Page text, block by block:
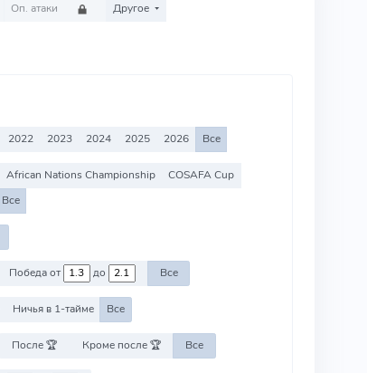
Оп. атаки Другое
2022 2023 2024 2025 2026 Все
African Nations Championship
COSAFA Cup
Все
Победа от до Все
Ничья в 1-тайме Все
После 🏆 Кроме после 🏆 Все